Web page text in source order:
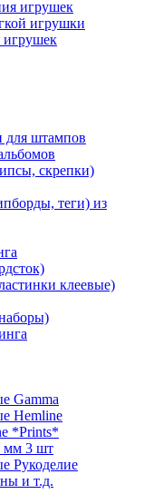
игрушек
игрушки
игрушек
для штампов
скрепки)
теги) из
клеевые)
Gamma
Hemline
*Prints*
мм 3 шт
Рукоделие
и т.д.